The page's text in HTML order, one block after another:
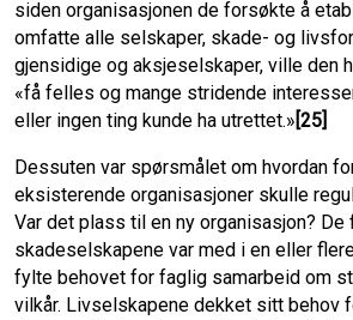
siden organisasjonen de forsøkte å
omfatte alle selskaper, skade- og
gjensidige og aksjeselskaper, ville den
«få felles og mange stridende
eller ingen ting kunde ha utrettet.» [25]
Dessuten var spørsmålet om hvordan
eksisterende organisasjoner skulle
Var det plass til en ny organisasjon? De
skadeselskapene var med i en eller
fylte behovet for faglig samarbeid om
vilkår. Livselskapene dekket sitt behov